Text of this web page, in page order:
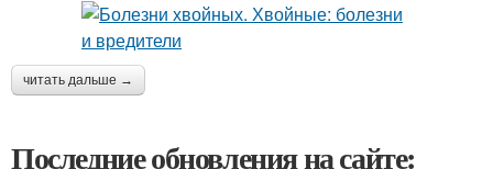
читать дальше →
Последние обновления на сайте: